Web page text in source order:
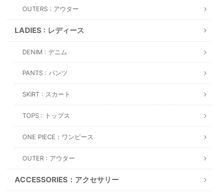
OUTERS : アウター
LADIES : レディース
DENIM : デニム
PANTS : パンツ
SKIRT : スカート
TOPS : トップス
ONE PIECE：ワンピース
OUTER : アウター
ACCESSORIES：アクセサリー